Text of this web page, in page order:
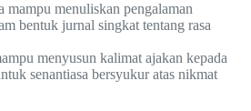
mampu menuliskan pengalaman
bentuk jurnal singkat tentang rasa
menyusun kalimat ajakan kepada
senantiasa bersyukur atas nikmat